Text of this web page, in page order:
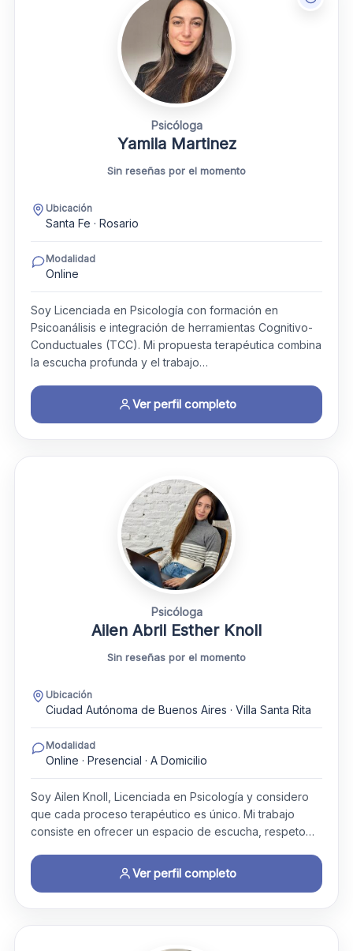
Psicóloga
Yamila Martinez
Sin reseñas por el momento
Ubicación
Santa Fe · Rosario
Modalidad
Online
Soy Licenciada en Psicología con formación en
Psicoanálisis e integración de herramientas Cognitivo-
Conductuales (TCC). Mi propuesta terapéutica combina
la escucha profunda y el trabajo…
Ver perfil completo
Psicóloga
Ailen Abril Esther Knoll
Sin reseñas por el momento
Ubicación
Ciudad Autónoma de Buenos Aires · Villa Santa Rita
Modalidad
Online · Presencial · A Domicilio
Soy Ailen Knoll, Licenciada en Psicología y considero
que cada proceso terapéutico es único. Mi trabajo
consiste en ofrecer un espacio de escucha, respeto…
Ver perfil completo